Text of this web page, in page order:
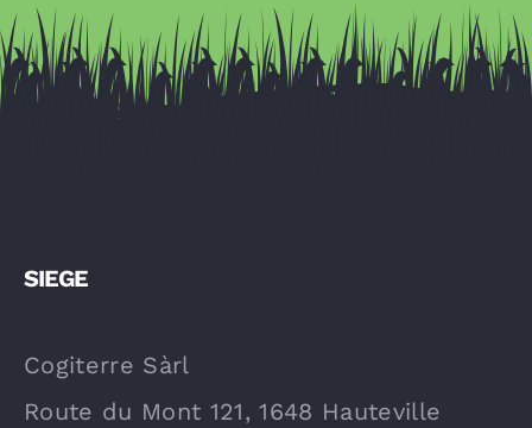
SIEGE
Cogiterre Sàrl
Route du Mont 121, 1648 Hauteville